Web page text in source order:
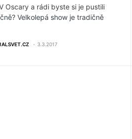
Oscary a rádi byste si je pustili
Velkolepá show je tradičně
3.3.2017